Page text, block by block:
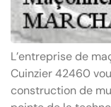
L’entreprise de
Cuinzier 42460
construction de